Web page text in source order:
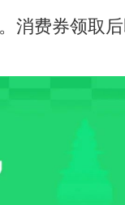
消费券领取